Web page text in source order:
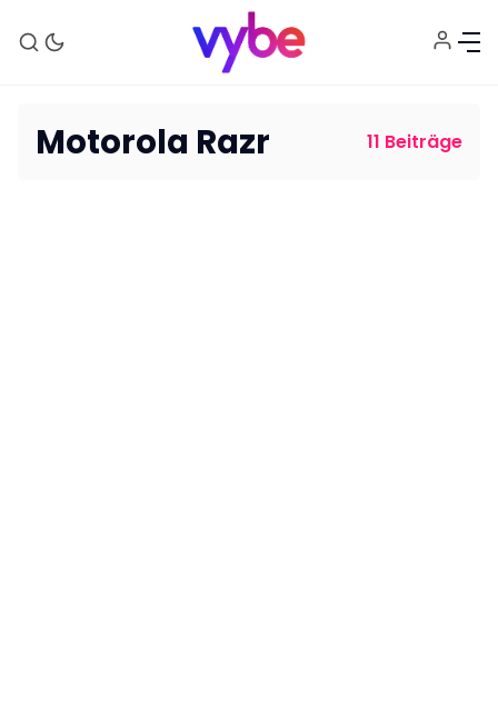
Motorola Razr 11 Beiträge